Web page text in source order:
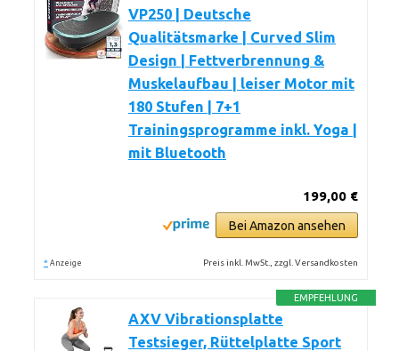
VP250 | Deutsche
Qualitätsmarke | Curved Slim
Design | Fettverbrennung &
Muskelaufbau | leiser Motor mit
180 Stufen | 7+1
Trainingsprogramme inkl. Yoga |
mit Bluetooth
199,00 €
Bei Amazon ansehen
* Anzeige Preis inkl. MwSt., zzgl. Versandkosten
EMPFEHLUNG
AXV Vibrationsplatte
Testsieger, Rüttelplatte Sport